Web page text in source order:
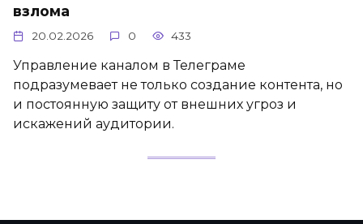
взлома
20.02.2026 0 433
Управление каналом в Телеграме
подразумевает не только создание контента, но
и постоянную защиту от внешних угроз и
искажений аудитории.